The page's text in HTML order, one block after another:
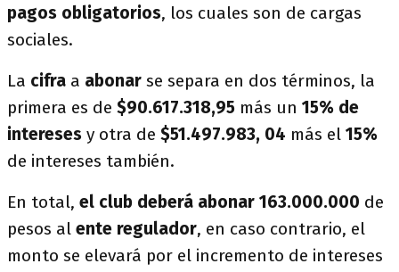
pagos obligatorios, los cuales son de cargas
sociales.
La cifra a abonar se separa en dos términos, la
primera es de $90.617.318,95 más un 15% de
intereses y otra de $51.497.983, 04 más el 15%
de intereses también.
En total, el club deberá abonar 163.000.000 de
pesos al ente regulador, en caso contrario, el
monto se elevará por el incremento de intereses